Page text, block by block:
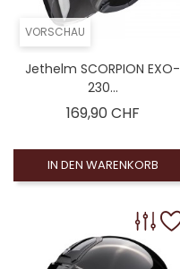
VORSCHAU
Jethelm SCORPION EXO-
230...
169,90 CHFPreis
IN DEN WARENKORB